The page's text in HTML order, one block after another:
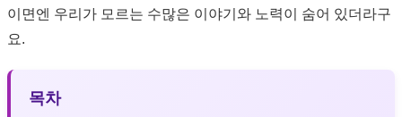
이면엔 우리가 모르는 수많은 이야기와 노력이 숨어 있더라구
요.
목차